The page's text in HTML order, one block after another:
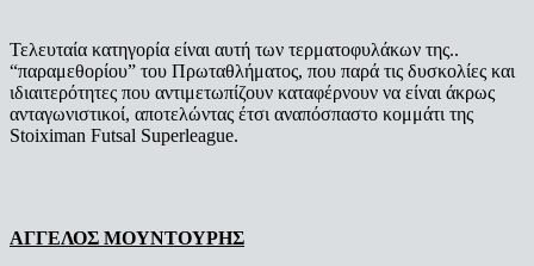
Τελευταία κατηγορία είναι αυτή των τερματοφυλάκων της..
“παραμεθορίου” του Πρωταθλήματος, που παρά τις δυσκολίες και
ιδιαιτερότητες που αντιμετωπίζουν καταφέρνουν να είναι άκρως
ανταγωνιστικοί, αποτελώντας έτσι αναπόσπαστο κομμάτι της
Stoiximan Futsal Superleague.
ΑΓΓΕΛΟΣ ΜΟΥΝΤΟΥΡΗΣ